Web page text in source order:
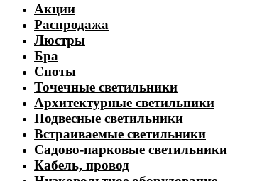
Акции
Распродажа
Люстры
Бра
Споты
Точечные светильники
Архитектурные светильники
Подвесные светильники
Встраиваемые светильники
Садово-парковые светильники
Кабель, провод